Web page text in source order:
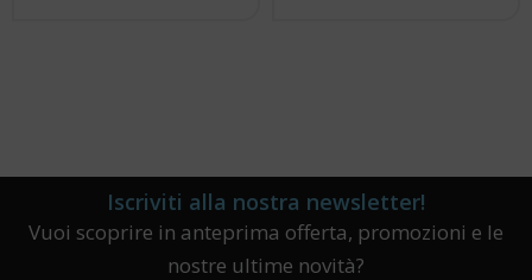
Iscriviti alla nostra newsletter!
Vuoi scoprire in anteprima offerta, promozioni e le
nostre ultime novità?